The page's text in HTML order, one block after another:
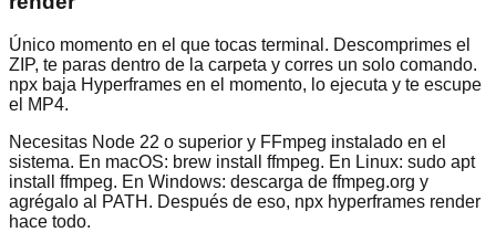
Único momento en el que tocas terminal. Descomprimes el
ZIP, te paras dentro de la carpeta y corres un solo comando.
npx baja Hyperframes en el momento, lo ejecuta y te escupe
el MP4.
Necesitas Node 22 o superior y FFmpeg instalado en el
sistema. En macOS: brew install ffmpeg. En Linux: sudo apt
install ffmpeg. En Windows: descarga de ffmpeg.org y
agrégalo al PATH. Después de eso, npx hyperframes render
hace todo.